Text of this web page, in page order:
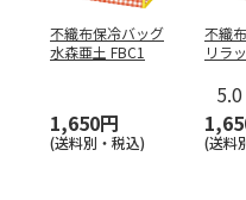
不織布保冷バッグ
水森亜土 FBC1
1,650円
(送料別・税込)
不織
リラ
5.0
(送料